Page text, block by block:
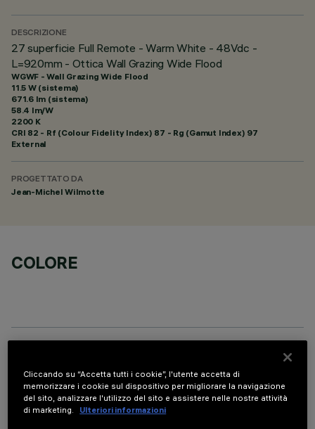
DESCRIZIONE
27 superficie Full Remote - Warm White - 48Vdc -
L=920mm - Ottica Wall Grazing Wide Flood
WGWF - Wall Grazing Wide Flood
11.5 W (sistema)
671.6 lm (sistema)
58.4 lm/W
2200 K
CRI 82 - Rf (Colour Fidelity Index) 87 - Rg (Gamut Index) 97
External
PROGETTATO DA
Jean-Michel Wilmotte
COLORE
Cliccando su “Accetta tutti i cookie”, l'utente accetta di
memorizzare i cookie sul dispositivo per migliorare la navigazione
del sito, analizzare l'utilizzo del sito e assistere nelle nostre attività
di marketing.
Ulteriori informazioni